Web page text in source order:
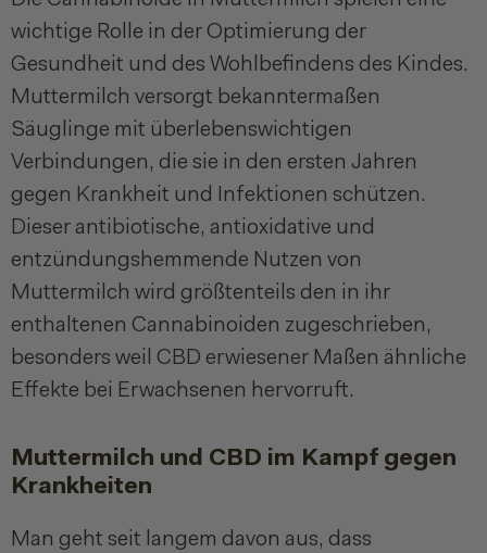
wichtige Rolle in der Optimierung der
Gesundheit und des Wohlbefindens des Kindes.
Muttermilch versorgt bekanntermaßen
Säuglinge mit überlebenswichtigen
Verbindungen, die sie in den ersten Jahren
gegen Krankheit und Infektionen schützen.
Dieser antibiotische, antioxidative und
entzündungshemmende Nutzen von
Muttermilch wird größtenteils den in ihr
enthaltenen Cannabinoiden zugeschrieben,
besonders weil CBD erwiesener Maßen ähnliche
Effekte bei Erwachsenen hervorruft.
Muttermilch und CBD im Kampf gegen
Krankheiten
Man geht seit langem davon aus, dass